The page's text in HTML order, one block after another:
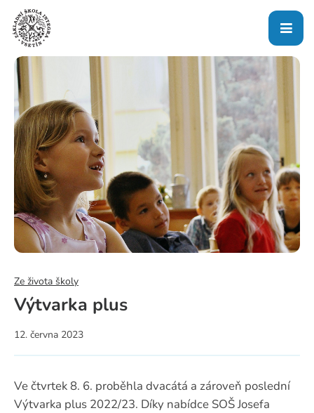
Ze života školy
Výtvarka plus
12. června 2023
Ve čtvrtek 8. 6. proběhla dvacátá a zároveň poslední
Výtvarka plus 2022/23. Díky nabídce SOŠ Josefa